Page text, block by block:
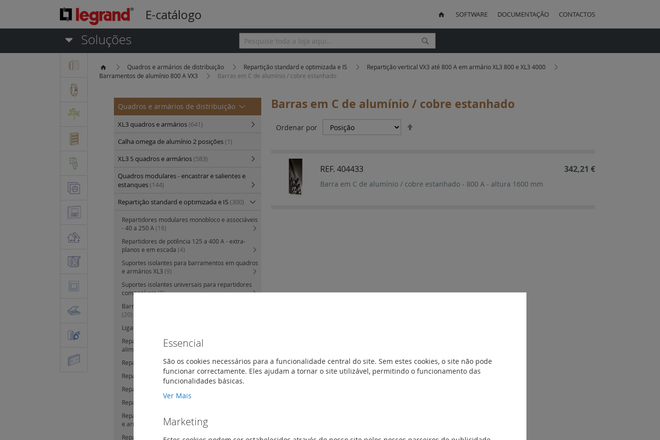
E-catálogo SOFTWARE DOCUMENTAÇÃO CONTACTOS
Soluções
Pesquisa Pesquisa
Quadros e armários de distribuição Repartição standard e optimizada e IS
Repartição vertical VX3 até 800 A em armário XL3 800 e XL3 4000
Barramentos de alumínio 800 A VX3
Barras em C de alumínio / cobre estanhado
Barras em C de alumínio / cobre estanhado
Ordenar por
REF. 404433
Barra em C de alumínio / cobre estanhado - 800 A - altura 1600 mm
342,21 €
Quadros e armários de distribuição
XL3 quadros e armários(641)
Calha omega de alumínio 2 posições(1)
XL3 S quadros e armários(583)
Quadros modulares - encastrar e salientes e
estanques(144)
Repartição standard e optimizada e IS(300)
Repartidores modulares monobloco e associáveis
- 40 a 250 A (18)
Repartidores de potência 125 a 400 A - extra-
planos e em escada (4)
Suportes isolantes para barramentos em quadros
e armários XL3 (9)
Suportes isolantes universais para repartidores
componíveis(8)
Barras de cobre para barramentos - acessórios
(20)
Ligadores de repartição
Repartição horizontal HX3 até 63 A - pentes de
alimentação
(8)
Repartição horizontal HX3 até 63 A(8)
Repartição vertical VX3 auto - 63 A e 125 A(7)
Repartição horizontal HX3 auto até 125 A
Repartição horizontal HX3 - 80 / 125 A
Repartição horizontal HX3 até 400 A em quadros
e armários XL3 400, XL3 800 e XL3 4000
Repartição vertical VX3 até 400 A em armário XL3
Essencial
São os cookies necessários para a funcionalidade central do site. Sem estes cookies, o site não pode
funcionar correctamente. Eles ajudam a tornar o site utilizável, permitindo o funcionamento das
funcionalidades básicas.
Ver Mais
Marketing